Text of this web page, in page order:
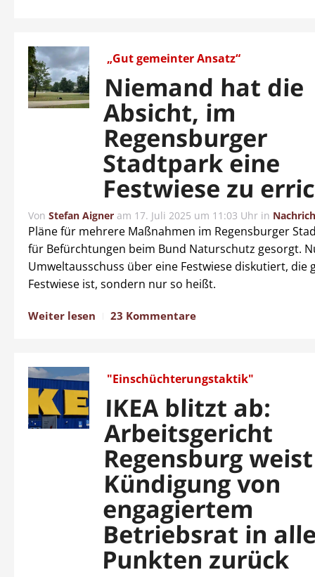
„Gut gemeinter Ansatz“
Niemand hat die
Absicht, im
Regensburger
Stadtpark eine
Festwiese zu
Von Stefan Aigner am 17. Juli 2025 um 11:03 Uhr in
Pläne für mehrere Maßnahmen im Regensburger
für Befürchtungen beim Bund Naturschutz gesorgt.
Umweltausschuss über eine Festwiese diskutiert, die
Festwiese ist, sondern nur so heißt.
Weiter lesen 23 Kommentare
"Einschüchterungstaktik"
IKEA blitzt ab:
Arbeitsgericht
Regensburg weist
Kündigung von
engagiertem
Betriebsrat in
Punkten zurück